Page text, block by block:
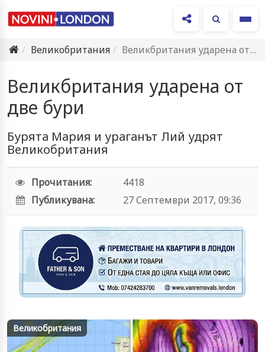
Великобритания
Великбритания ударена от две бури
Великбритания ударена от
две бури
Бурята Мария и ураганът Лий удрят
Великобритания
Прочитания:
4418
Публикувана:
27 Септември 2017, 09:36
Великобритания